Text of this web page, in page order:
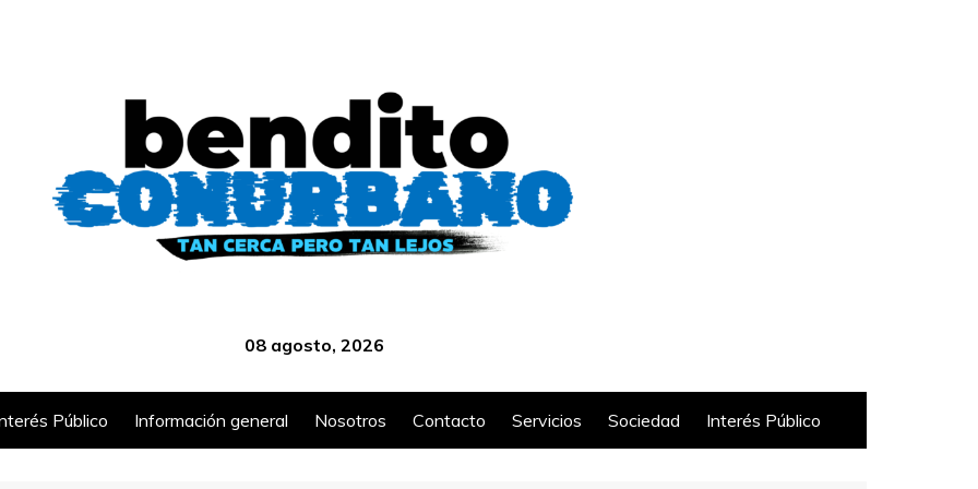
08 agosto, 2026
Público Información general Nosotros Contacto Servicios Sociedad Interés Público